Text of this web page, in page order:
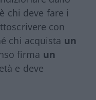
chi deve fare i
con
chi acquista un
firma un
e deve